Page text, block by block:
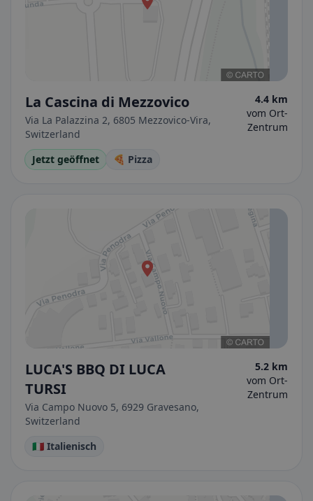
La Cascina di Mezzovico
Via La Palazzina 2, 6805 Mezzovico-Vira,
Switzerland
4.4 km
vom Ort-
Zentrum
Jetzt geöffnet 🍕 Pizza
LUCA'S BBQ DI LUCA
TURSI
Via Campo Nuovo 5, 6929 Gravesano,
Switzerland
5.2 km
vom Ort-
Zentrum
🇮🇹 Italienisch